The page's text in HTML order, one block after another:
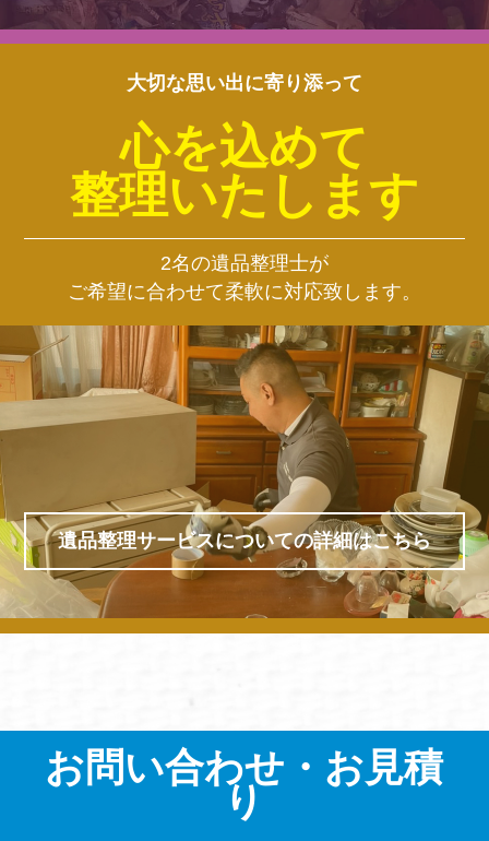
大切な思い出に寄り添って
心を込めて
整理いたします
2名の遺品整理士が
ご希望に合わせて柔軟に対応致します。
遺品整理サービスについての詳細はこちら
お問い合わせ・お見積
り